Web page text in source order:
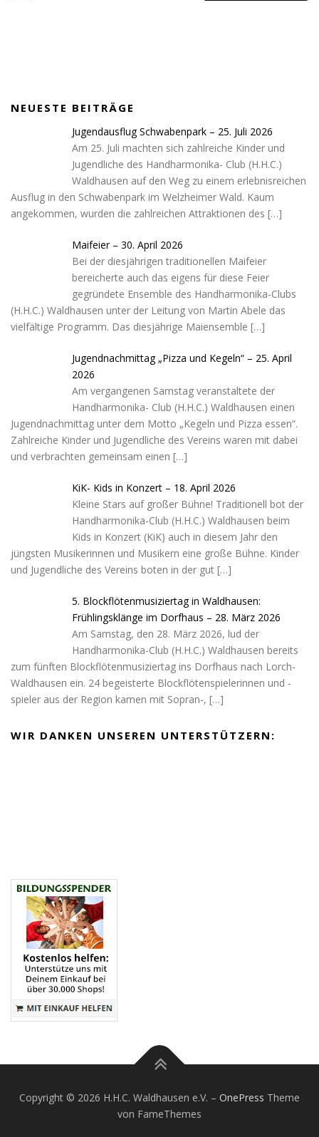
NEUESTE BEITRÄGE
Jugendausflug Schwabenpark – 25. Juli 2026
Am 25. Juli machten sich zahlreiche Kinder und
Jugendliche des Handharmonika- Club (H.H.C.)
Waldhausen auf den Weg zu einem erlebnisreichen
Ausflug in den Schwabenpark im Welzheimer Wald. Kaum
angekommen, wurden die zahlreichen Attraktionen des […]
Maifeier – 30. April 2026
Bei der diesjährigen traditionellen Maifeier
bereicherte auch das eigens für diese Feier
gegründete Ensemble des Handharmonika-Clubs
(H.H.C.) Waldhausen unter der Leitung von Martin Abele das
vielfältige Programm. Das diesjährige Maiensemble […]
Jugendnachmittag „Pizza und Kegeln“ – 25. April
2026
Am vergangenen Samstag veranstaltete der
Handharmonika- Club (H.H.C.) Waldhausen einen
Jugendnachmittag unter dem Motto „Kegeln und Pizza essen“.
Zahlreiche Kinder und Jugendliche des Vereins waren mit dabei
und verbrachten gemeinsam einen […]
KiK- Kids in Konzert – 18. April 2026
Kleine Stars auf großer Bühne! Traditionell bot der
Handharmonika-Club (H.H.C.) Waldhausen beim
Kids in Konzert (KiK) auch in diesem Jahr den
jüngsten Musikerinnen und Musikern eine große Bühne. Kinder
und Jugendliche des Vereins boten in der gut […]
5. Blockflötenmusiziertag in Waldhausen:
Frühlingsklänge im Dorfhaus – 28. März 2026
Am Samstag, den 28. März 2026, lud der
Handharmonika-Club (H.H.C.) Waldhausen bereits
zum fünften Blockflötenmusiziertag ins Dorfhaus nach Lorch-
Waldhausen ein. 24 begeisterte Blockflötenspielerinnen und -
spieler aus der Region kamen mit Sopran-, […]
WIR DANKEN UNSEREN UNTERSTÜTZERN:
Copyright © 2026 H.H.C. Waldhausen e.V. – OnePress Theme
von FameThemes